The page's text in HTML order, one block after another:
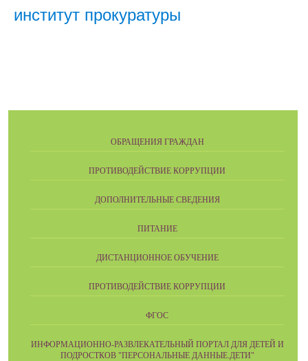
институт прокуратуры
ОБРАЩЕНИЯ ГРАЖДАН
ПРОТИВОДЕЙСТВИЕ КОРРУПЦИИ
ДОПОЛНИТЕЛЬНЫЕ СВЕДЕНИЯ
ПИТАНИЕ
ДИСТАНЦИОННОЕ ОБУЧЕНИЕ
ПРОТИВОДЕЙСТВИЕ КОРРУПЦИИ
ФГОС
ИНФОРМАЦИОННО-РАЗВЛЕКАТЕЛЬНЫЙ ПОРТАЛ ДЛЯ ДЕТЕЙ И
ПОДРОСТКОВ "ПЕРСОНАЛЬНЫЕ ДАННЫЕ.ДЕТИ"